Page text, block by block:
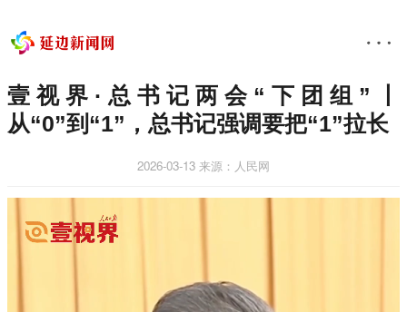
壹视界·总书记两会“下团组”丨
从“0”到“1”，总书记强调要把“1”拉长
2026-03-13 来源：人民网